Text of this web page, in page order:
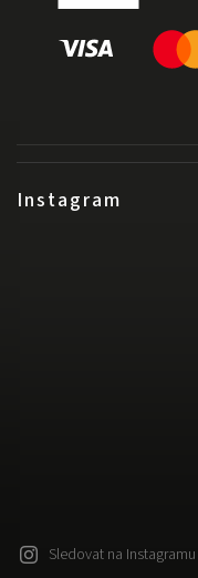
Instagram
Sledovat na Instagramu